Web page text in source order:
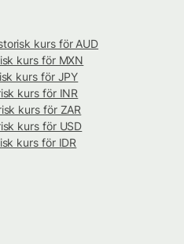
kurs för AUD
kurs för MXN
kurs för JPY
kurs för INR
kurs för ZAR
kurs för USD
kurs för IDR